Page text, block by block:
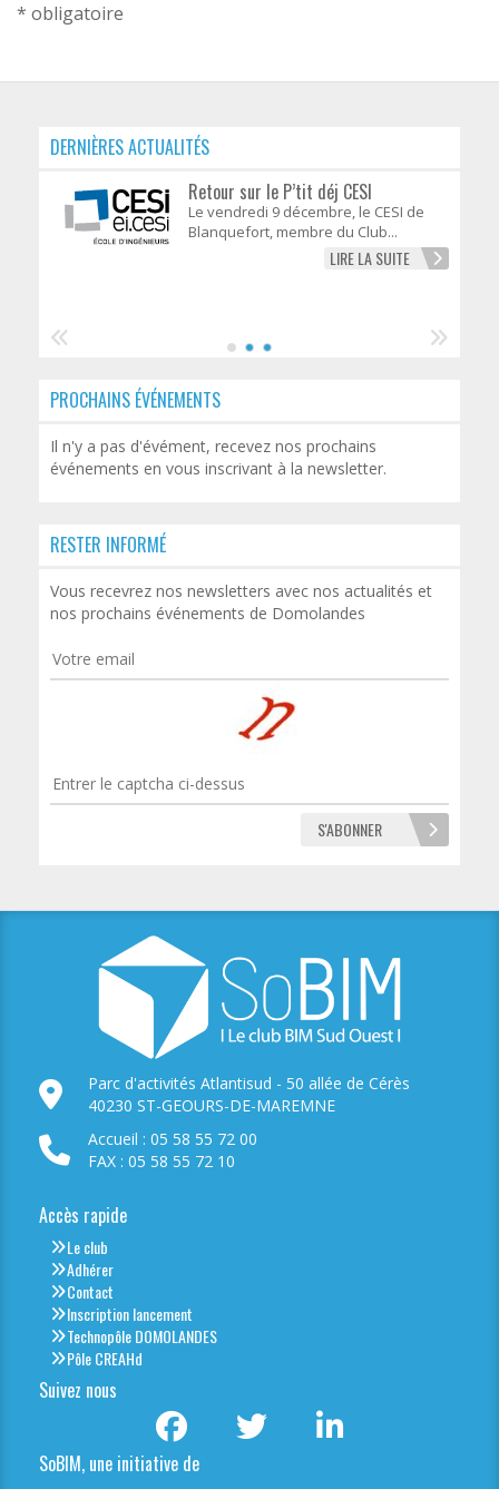
* obligatoire
DERNIÈRES ACTUALITÉS
Retour sur le P’tit déj CESI
Le vendredi 9 décembre, le CESI de
Blanquefort, membre du Club...
LIRE LA SUITE
PROCHAINS ÉVÉNEMENTS
Il n'y a pas d'évément, recevez nos prochains
événements en vous inscrivant à la newsletter.
RESTER INFORMÉ
Vous recevrez nos newsletters avec nos actualités et
nos prochains événements de Domolandes
Parc d'activités Atlantisud - 50 allée de Cérès
40230 ST-GEOURS-DE-MAREMNE
Accueil : 05 58 55 72 00
FAX : 05 58 55 72 10
Accès rapide
Le club
Adhérer
Contact
Inscription lancement
Technopôle DOMOLANDES
Pôle CREAHd
Suivez nous
SoBIM, une initiative de